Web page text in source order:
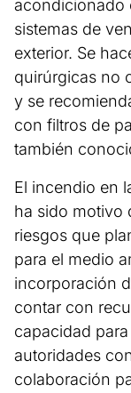
acondicionado
sistemas de
exterior. Se
quirúrgicas no
y se
con filtros de
también
El incendio en
ha sido motivo
riesgos que
para el medio
incorporación
contar con
capacidad
autoridades
colaboración